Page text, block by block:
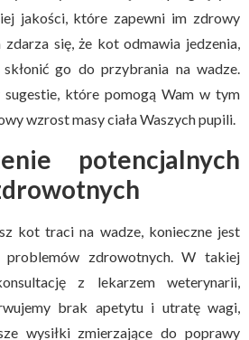
jakości, które zapewni im zdrowy
zdarza się, że kot odmawia jedzenia,
go do przybrania na wadze.
sugestie, które pomogą Wam w tym
wzrost masy ciała Waszych pupili.
potencjalnych
kot traci na wadze, konieczne jest
problemów zdrowotnych. W takiej
z lekarzem weterynarii,
brak apetytu i utratę wagi,
wysiłki zmierzające do poprawy